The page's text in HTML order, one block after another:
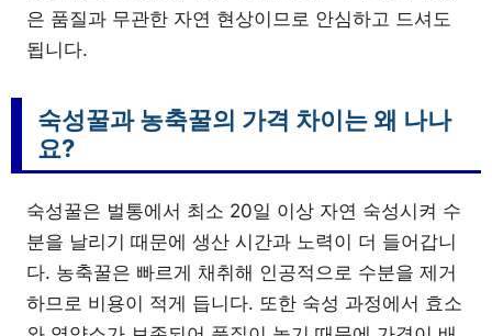
은 품질과 무관한 자연 현상이므로 안심하고 드셔도
됩니다.
숙성꿀과 농축꿀의 가격 차이는 왜 나나
요?
숙성꿀은 벌통에서 최소 20일 이상 자연 숙성시켜 수
분을 날리기 때문에 생산 시간과 노력이 더 들어갑니
다. 농축꿀은 빠르게 채취해 인공적으로 수분을 제거
하므로 비용이 적게 듭니다. 또한 숙성 과정에서 효소